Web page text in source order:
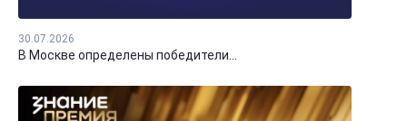
30.07.2026
В Москве определены победители...